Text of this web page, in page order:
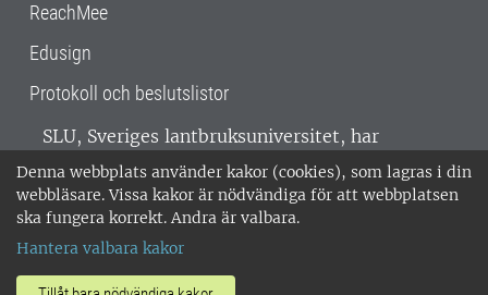
Denna webbplats använder kakor (cookies), som lagras i din
webbläsare. Vissa kakor är nödvändiga för att webbplatsen
ska fungera korrekt. Andra är valbara.
Hantera valbara kakor
ReachMee
Edusign
Protokoll och beslutslistor
SLU, Sveriges lantbruksuniversitet, har
verksamhet över hela Sverige. Huvudorter är
Alnarp, Uppsala och Umeå.SLU är
miljöcertifierat enligt ISO 14001. •
018-67 10 00 • Org nr: 202100-2817 •